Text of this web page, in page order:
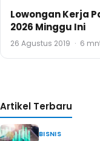
Lowongan Kerja
2026 Minggu Ini
26 Agustus 2019 · 6
Artikel Terbaru
BISNIS